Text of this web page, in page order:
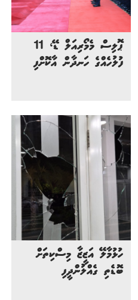
ޕޮލިސް މެމޯރިއަލް ޑޭ، 11
ފުލުހެއްގެ ހަނދާން އާކޮށްފި
ހުޅުމާލޭ އަޒީޒާ މިސްކިތަށް
ބޮޑެތި ގެއްލުންދީފި